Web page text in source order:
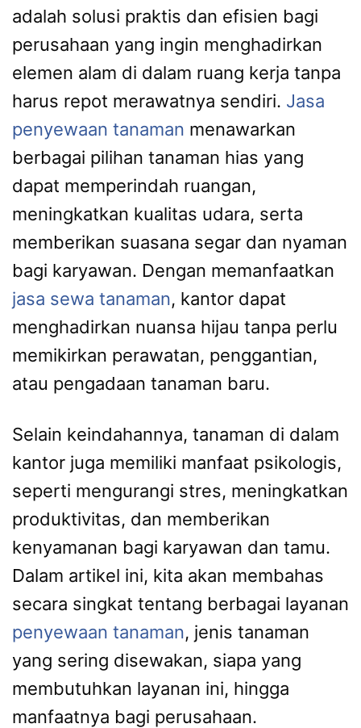
adalah solusi praktis dan efisien bagi
perusahaan yang ingin menghadirkan
elemen alam di dalam ruang kerja tanpa
harus repot merawatnya sendiri. Jasa
penyewaan tanaman menawarkan
berbagai pilihan tanaman hias yang
dapat memperindah ruangan,
meningkatkan kualitas udara, serta
memberikan suasana segar dan nyaman
bagi karyawan. Dengan memanfaatkan
jasa sewa tanaman, kantor dapat
menghadirkan nuansa hijau tanpa perlu
memikirkan perawatan, penggantian,
atau pengadaan tanaman baru.
Selain keindahannya, tanaman di dalam
kantor juga memiliki manfaat psikologis,
seperti mengurangi stres, meningkatkan
produktivitas, dan memberikan
kenyamanan bagi karyawan dan tamu.
Dalam artikel ini, kita akan membahas
secara singkat tentang berbagai layanan
penyewaan tanaman, jenis tanaman
yang sering disewakan, siapa yang
membutuhkan layanan ini, hingga
manfaatnya bagi perusahaan.